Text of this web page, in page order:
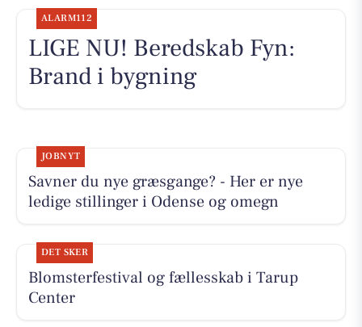
ALARM112
LIGE NU! Beredskab Fyn:
Brand i bygning
JOBNYT
Savner du nye græsgange? - Her er nye
ledige stillinger i Odense og omegn
DET SKER
Blomsterfestival og fællesskab i Tarup
Center